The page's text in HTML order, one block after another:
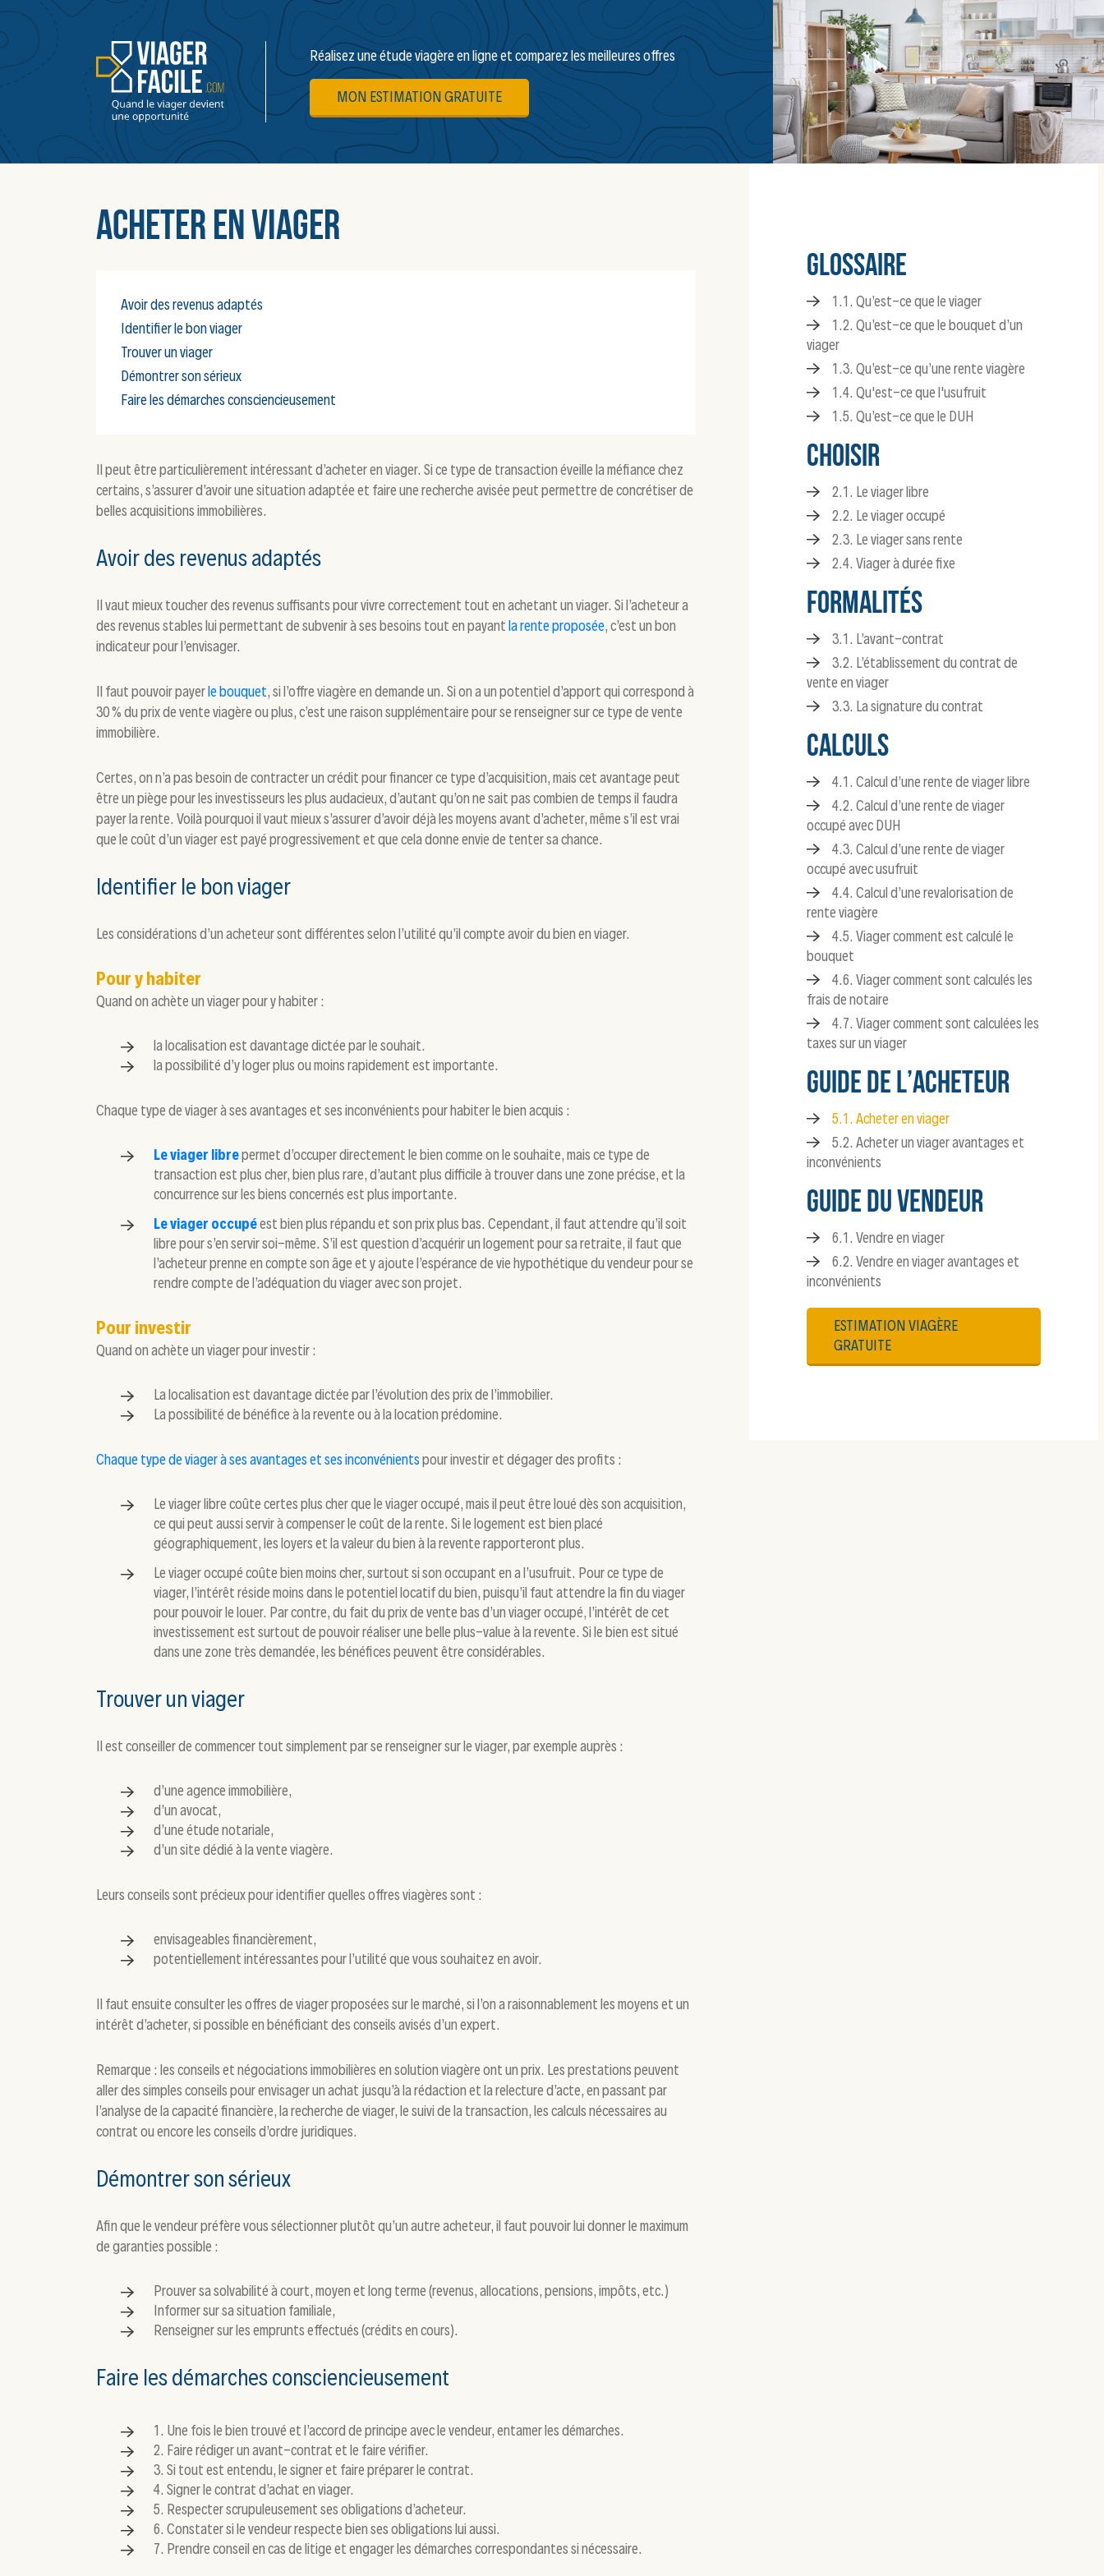
Réalisez une étude viagère en ligne et comparez les meilleures offres
MON ESTIMATION GRATUITE
Acheter en viager
Avoir des revenus adaptés
Identifier le bon viager
Trouver un viager
Démontrer son sérieux
Faire les démarches consciencieusement
Il peut être particulièrement intéressant d’acheter en viager. Si ce type de transaction éveille la méfiance chez
certains, s’assurer d’avoir une situation adaptée et faire une recherche avisée peut permettre de concrétiser de
belles acquisitions immobilières.
Avoir des revenus adaptés
Il vaut mieux toucher des revenus suffisants pour vivre correctement tout en achetant un viager. Si l’acheteur a
des revenus stables lui permettant de subvenir à ses besoins tout en payant la rente proposée, c’est un bon
indicateur pour l’envisager.
Il faut pouvoir payer le bouquet, si l’offre viagère en demande un. Si on a un potentiel d’apport qui correspond à
30 % du prix de vente viagère ou plus, c’est une raison supplémentaire pour se renseigner sur ce type de vente
immobilière.
Certes, on n’a pas besoin de contracter un crédit pour financer ce type d’acquisition, mais cet avantage peut
être un piège pour les investisseurs les plus audacieux, d’autant qu’on ne sait pas combien de temps il faudra
payer la rente. Voilà pourquoi il vaut mieux s’assurer d’avoir déjà les moyens avant d’acheter, même s’il est vrai
que le coût d’un viager est payé progressivement et que cela donne envie de tenter sa chance.
Identifier le bon viager
Les considérations d’un acheteur sont différentes selon l’utilité qu’il compte avoir du bien en viager.
Pour y habiter
Quand on achète un viager pour y habiter :
la localisation est davantage dictée par le souhait.
la possibilité d’y loger plus ou moins rapidement est importante.
Chaque type de viager à ses avantages et ses inconvénients pour habiter le bien acquis :
Le viager librepermet d’occuper directement le bien comme on le souhaite, mais ce type de
transaction est plus cher, bien plus rare, d’autant plus difficile à trouver dans une zone précise, et la
concurrence sur les biens concernés est plus importante.
Le viager occupéest bien plus répandu et son prix plus bas. Cependant, il faut attendre qu’il soit
libre pour s’en servir soi-même. S’il est question d’acquérir un logement pour sa retraite, il faut que
l’acheteur prenne en compte son âge et y ajoute l’espérance de vie hypothétique du vendeur pour se
rendre compte de l’adéquation du viager avec son projet.
Pour investir
Quand on achète un viager pour investir :
La localisation est davantage dictée par l’évolution des prix de l’immobilier.
La possibilité de bénéfice à la revente ou à la location prédomine.
Chaque type de viager à ses avantages et ses inconvénientspour investir et dégager des profits :
Le viager libre coûte certes plus cher que le viager occupé, mais il peut être loué dès son acquisition,
ce qui peut aussi servir à compenser le coût de la rente. Si le logement est bien placé
géographiquement, les loyers et la valeur du bien à la revente rapporteront plus.
Le viager occupé coûte bien moins cher, surtout si son occupant en a l’usufruit. Pour ce type de
viager, l’intérêt réside moins dans le potentiel locatif du bien, puisqu’il faut attendre la fin du viager
pour pouvoir le louer. Par contre, du fait du prix de vente bas d’un viager occupé, l’intérêt de cet
investissement est surtout de pouvoir réaliser une belle plus-value à la revente. Si le bien est situé
dans une zone très demandée, les bénéfices peuvent être considérables.
Trouver un viager
Il est conseiller de commencer tout simplement par se renseigner sur le viager, par exemple auprès :
d’une agence immobilière,
d’un avocat,
d’une étude notariale,
d’un site dédié à la vente viagère.
Leurs conseils sont précieux pour identifier quelles offres viagères sont :
envisageables financièrement,
potentiellement intéressantes pour l’utilité que vous souhaitez en avoir.
Il faut ensuite consulter les offres de viager proposées sur le marché, si l’on a raisonnablement les moyens et un
intérêt d’acheter, si possible en bénéficiant des conseils avisés d’un expert.
Remarque : les conseils et négociations immobilières en solution viagère ont un prix. Les prestations peuvent
aller des simples conseils pour envisager un achat jusqu’à la rédaction et la relecture d’acte, en passant par
l’analyse de la capacité financière, la recherche de viager, le suivi de la transaction, les calculs nécessaires au
contrat ou encore les conseils d’ordre juridiques.
Démontrer son sérieux
Afin que le vendeur préfère vous sélectionner plutôt qu’un autre acheteur, il faut pouvoir lui donner le maximum
de garanties possible :
Prouver sa solvabilité à court, moyen et long terme (revenus, allocations, pensions, impôts, etc.)
Informer sur sa situation familiale,
Renseigner sur les emprunts effectués (crédits en cours).
Faire les démarches consciencieusement
1. Une fois le bien trouvé et l’accord de principe avec le vendeur, entamer les démarches.
2. Faire rédiger un avant-contrat et le faire vérifier.
3. Si tout est entendu, le signer et faire préparer le contrat.
4. Signer le contrat d’achat en viager.
5. Respecter scrupuleusement ses obligations d’acheteur.
6. Constater si le vendeur respecte bien ses obligations lui aussi.
7. Prendre conseil en cas de litige et engager les démarches correspondantes si nécessaire.
GLOSSAIRE
1.1. Qu’est-ce que le viager
1.2. Qu’est-ce que le bouquet d’un
viager
1.3. Qu’est-ce qu’une rente viagère
1.4. Qu'est-ce que l'usufruit
1.5. Qu’est-ce que le DUH
CHOISIR
2.1. Le viager libre
2.2. Le viager occupé
2.3. Le viager sans rente
2.4. Viager à durée fixe
FORMALITÉS
3.1. L’avant-contrat
3.2. L’établissement du contrat de
vente en viager
3.3. La signature du contrat
CALCULS
4.1. Calcul d’une rente de viager libre
4.2. Calcul d’une rente de viager
occupé avec DUH
4.3. Calcul d’une rente de viager
occupé avec usufruit
4.4. Calcul d’une revalorisation de
rente viagère
4.5. Viager comment est calculé le
bouquet
4.6. Viager comment sont calculés les
frais de notaire
4.7. Viager comment sont calculées les
taxes sur un viager
GUIDE DE L’ACHETEUR
5.1. Acheter en viager
5.2. Acheter un viager avantages et
inconvénients
GUIDE DU VENDEUR
6.1. Vendre en viager
6.2. Vendre en viager avantages et
inconvénients
ESTIMATION VIAGÈRE
GRATUITE